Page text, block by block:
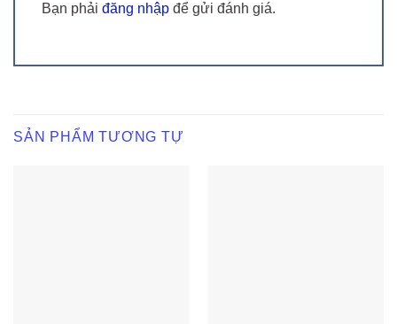
Bạn phải đăng nhập để gửi đánh giá.
SẢN PHẨM TƯƠNG TỰ